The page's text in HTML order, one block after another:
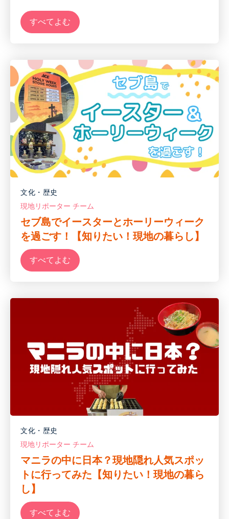
すべてよむ
文化・歴史
現地リポーター チーム
セブ島でイースターとホーリーウィーク
を過ごす！【知りたい！現地の暮らし】
すべてよむ
文化・歴史
現地リポーター チーム
マニラの中に日本？現地隠れ人気スポッ
トに行ってみた【知りたい！現地の暮ら
し】
すべてよむ